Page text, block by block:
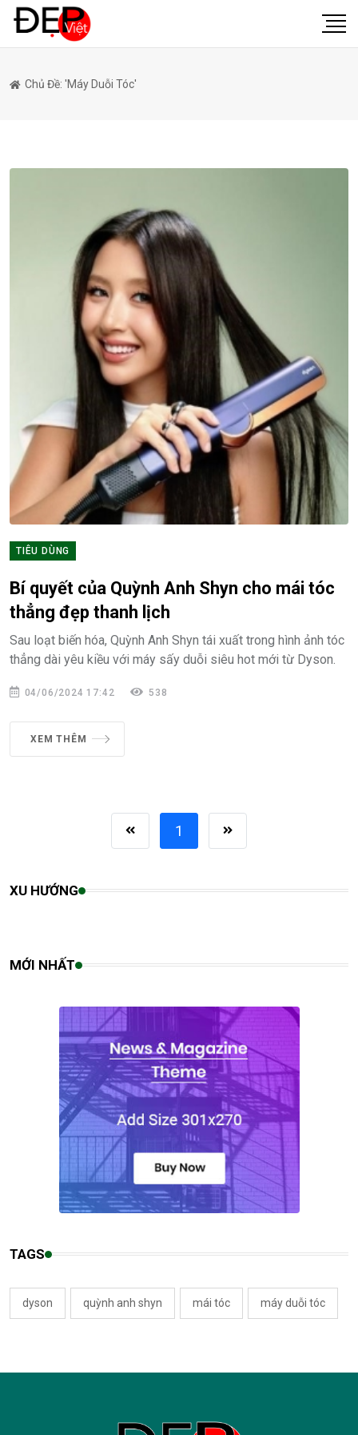
Chủ Đề: 'máy Duỗi Tóc'
TIÊU DÙNG
Bí quyết của Quỳnh Anh Shyn cho mái tóc
thẳng đẹp thanh lịch
Sau loạt biến hóa, Quỳnh Anh Shyn tái xuất trong hình ảnh tóc
thẳng dài yêu kiều với máy sấy duỗi siêu hot mới từ Dyson.
04/06/2024 17:42 538
XEM THÊM
1
XU HƯỚNG
MỚI NHẤT
TAGS
dyson quỳnh anh shyn mái tóc máy duỗi tóc